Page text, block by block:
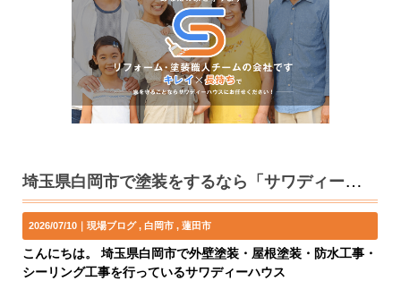
埼玉県白岡市で塗装をするなら「サワディーハウス」へ
2026/07/10｜現場ブログ 白岡市 蓮田市
こんにちは。 埼玉県白岡市で外壁塗装・屋根塗装・防水工事・
シーリング工事を行っているサワディーハウス